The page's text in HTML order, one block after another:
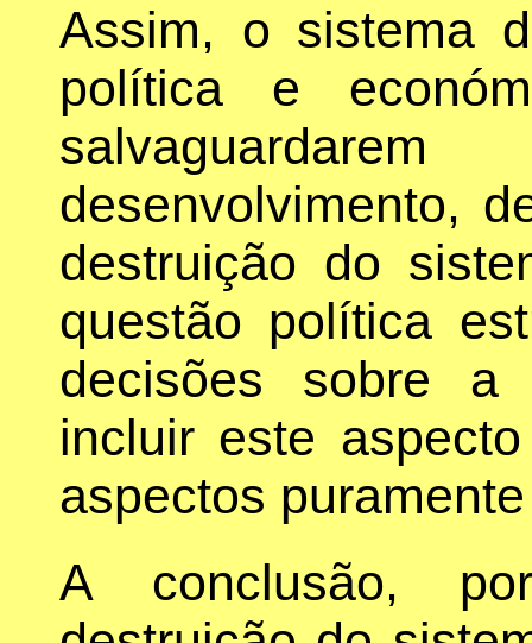
Assim, o sistema
política e
desenvolvimento,
destruição do
questão política
decisões sobre a
incluir este
aspectos
A conclusão,